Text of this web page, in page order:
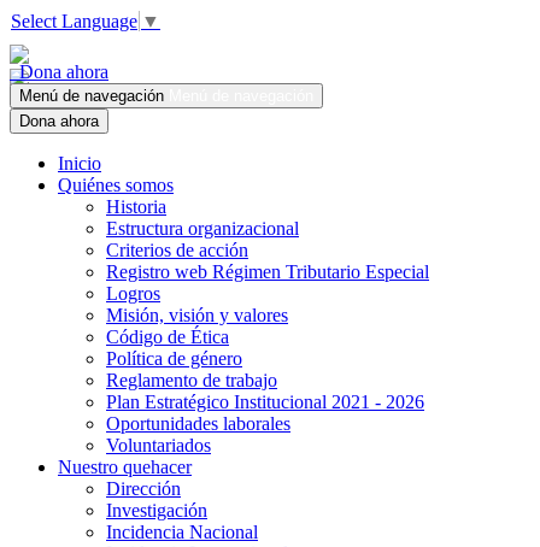
Select Language ▼
Dona ahora
Menú de navegación
Dona ahora
Inicio
Quiénes somos
Historia
Estructura organizacional
Criterios de acción
Registro web Régimen Tributario Especial
Logros
Misión, visión y valores
Código de Ética
Política de género
Reglamento de trabajo
Plan Estratégico Institucional 2021 - 2026
Oportunidades laborales
Voluntariados
Nuestro quehacer
Dirección
Investigación
Incidencia Nacional